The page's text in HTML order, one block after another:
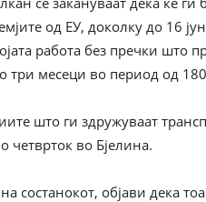
од ЕУ, доколку до 16
работа без пречки што
три месеци во период од
што ги здружуваат
четврток во Бјелина.
состанокот, објави дека